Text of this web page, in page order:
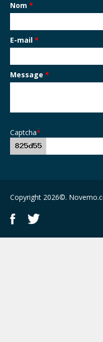
Nom *
E-mail *
Message *
Captcha*
Copyright 2026©.